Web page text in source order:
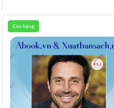
Còn hàng